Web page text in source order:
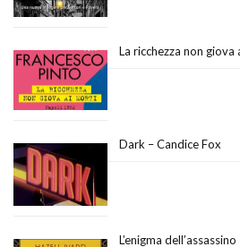
La ricchezza non
Dark – Candice Fox
L’enigma